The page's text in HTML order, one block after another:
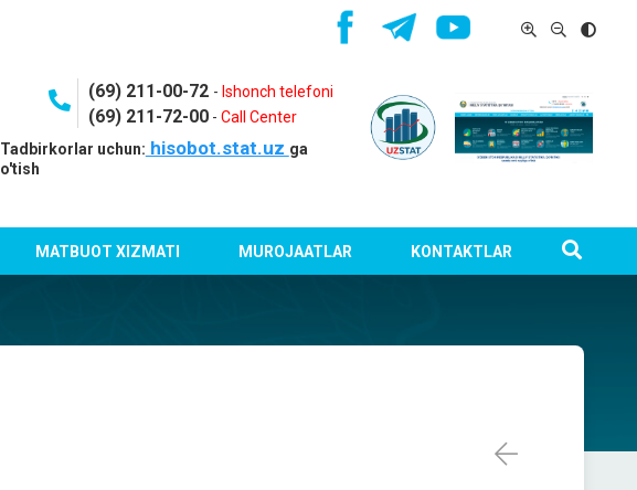
(69) 211-00-72 - Ishonch telefoni
(69) 211-72-00- Call Center
Tadbirkorlar uchun: hisobot.stat.uz ga
o'tish
MATBUOT XIZMATI MUROJAATLAR KONTAKTLAR